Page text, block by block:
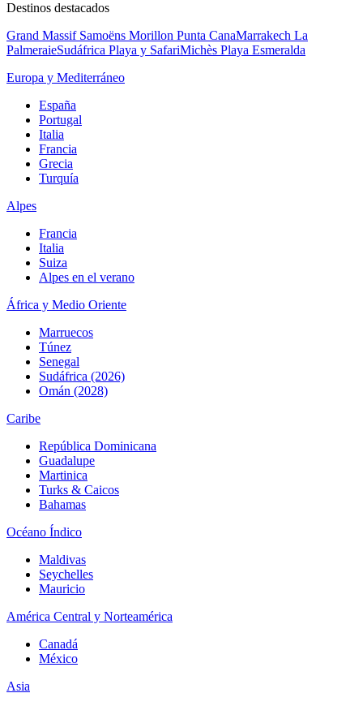
Destinos destacados
Grand Massif Samoëns Morillon Punta CanaMarrakech La
PalmeraieSudáfrica Playa y SafariMichès Playa Esmeralda
Europa y Mediterráneo
España
Portugal
Italia
Francia
Grecia
Turquía
Alpes
Francia
Italia
Suiza
Alpes en el verano
África y Medio Oriente
Marruecos
Túnez
Senegal
Sudáfrica (2026)
Omán (2028)
Caribe
República Dominicana
Guadalupe
Martinica
Turks & Caicos
Bahamas
Océano Índico
Maldivas
Seychelles
Mauricio
América Central y Norteamérica
Canadá
México
Asia